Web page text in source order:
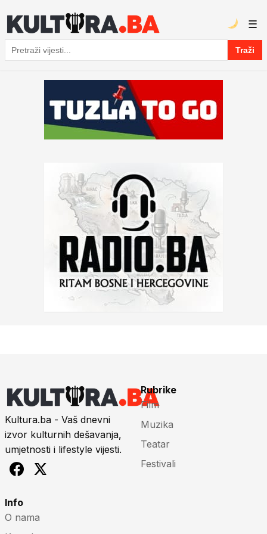
Pretraga
Traži
☰
Kultura.ba - Vaš dnevni
izvor kulturnih dešavanja,
umjetnosti i lifestyle vijesti.
Rubrike
Film
Muzika
Teatar
Festivali
Info
O nama